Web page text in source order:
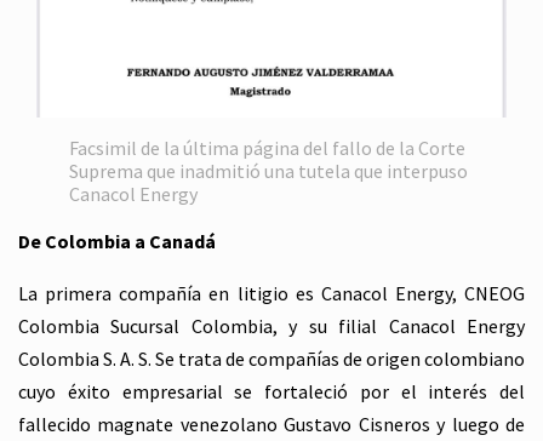
Facsimil de la última página del fallo de la Corte
Suprema que inadmitió una tutela que interpuso
Canacol Energy
De Colombia a Canadá
La primera compañía en litigio es Canacol Energy, CNEOG
Colombia Sucursal Colombia, y su filial Canacol Energy
Colombia S. A. S. Se trata de compañías de origen colombiano
cuyo éxito empresarial se fortaleció por el interés del
fallecido magnate venezolano Gustavo Cisneros y luego de